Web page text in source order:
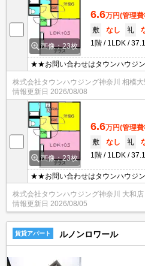
画像：23枚
6.6万円(管理
敷
なし 礼
1階
1LDK
★★お問い合わせはタウンハウジ
株式会社タウンハウジング神奈川 相模
情報更新日 2026/08/08
画像：23枚
6.6万円(管理
敷
なし 礼
1階
1LDK
★★お問い合わせはタウンハウジ
株式会社タウンハウジング神奈川 大和店
情報更新日 2026/08/05
賃貸アパート ルノンロワール